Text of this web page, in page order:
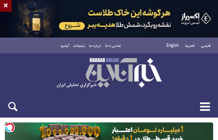
فارسی العربية English تماس با ما درباره ما تبلیغات آرشیو
یکشنبه ۱۸ مرداد ۱۴۰۵
×